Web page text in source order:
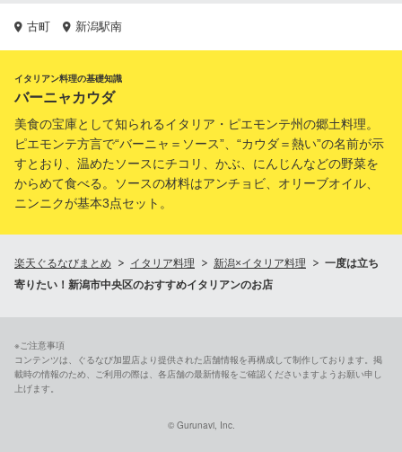
古町 新潟駅南
イタリアン料理の基礎知識
バーニャカウダ
美食の宝庫として知られるイタリア・ピエモンテ州の郷土料理。
ピエモンテ方言で“バーニャ＝ソース”、“カウダ＝熱い”の名前が示
すとおり、温めたソースにチコリ、かぶ、にんじんなどの野菜を
からめて食べる。ソースの材料はアンチョビ、オリーブオイル、
ニンニクが基本3点セット。
楽天ぐるなびまとめ イタリア料理 新潟×イタリア料理
一度は立ち
寄りたい！新潟市中央区のおすすめイタリアンのお店
※ご注意事項
コンテンツは、ぐるなび加盟店より提供された店舗情報を再構成して制作しております。掲
載時の情報のため、ご利用の際は、各店舗の最新情報をご確認くださいますようお願い申し
上げます。
© Gurunavi, Inc.